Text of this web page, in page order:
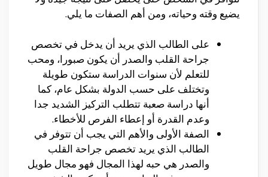
يضيع وقته وحياته، ومن أهم الصفات ما يلي.
على الطالب الذي يريد أن يدخل في تخصص
جراحة القلب والصدر أن يكون صبورا، ومحب
للتعلم لأن سنوات الدراسة ستكون طويلة
وتختلف على حسب الدولة بشكل عام، كما
أنها دراسة صعبة تتطلب التركيز الشديد جدا
وعدم القدرة أو إعطاء الفرص للأخطاء.
الصفة الأولى والأهم التي يجب أن تتوفر في
الطالب الذي يريد تخصص جراحة القلب
والصدر هي حبه لهذا المجال فهو مجال طويل